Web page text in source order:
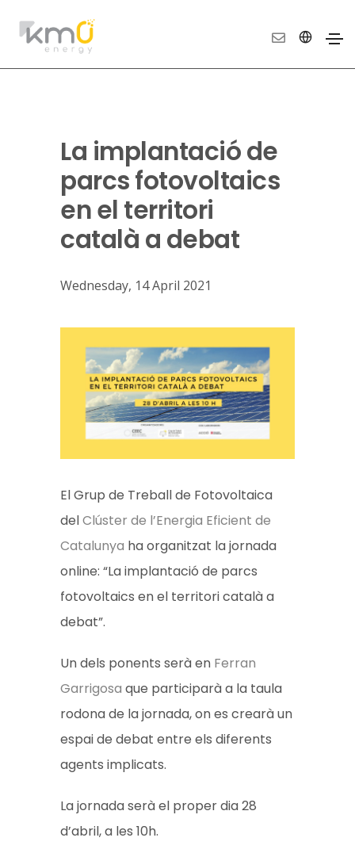
La implantació de
parcs fotovoltaics
en el territori
català a debat
Wednesday, 14 April 2021
El Grup de Treball de Fotovoltaica
delClúster de l’Energia Eficient de
Catalunya ha organitzat la jornada
online: “La implantació de parcs
fotovoltaics en el territori català a
debat”.
Un dels ponents serà en Ferran
Garrigosa que participarà a la taula
rodona de la jornada, on es crearà un
espai de debat entre els diferents
agents implicats.
La jornada serà el proper dia 28
d’abril, a les 10h.